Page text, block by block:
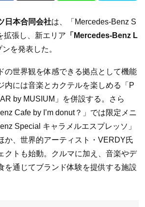
日本合同会社は、「Mercedes-Benz S
拡張し、新エリア 「Mercedes-Benz L
を発表した。
の世界観を体感できる拠点として機能
内には音楽とカクテルを楽しめる「P
by MUSIUM」を併設する。さら
Cafe by I’m donut？」では限定メニ
Special キャラメルエスプレッソ」
か、世界的アーティスト・VERDY氏
クトも始動。クルマに加え、音楽やデ
を通じてブランド体験を提供する施設